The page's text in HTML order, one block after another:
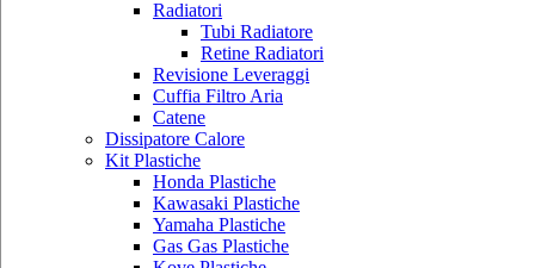
Radiatori
Tubi Radiatore
Retine Radiatori
Revisione Leveraggi
Cuffia Filtro Aria
Catene
Dissipatore Calore
Kit Plastiche
Honda Plastiche
Kawasaki Plastiche
Yamaha Plastiche
Gas Gas Plastiche